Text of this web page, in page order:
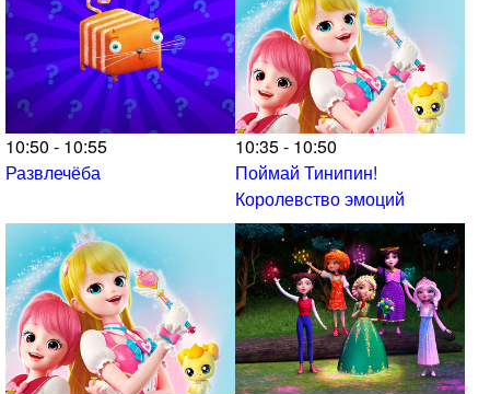
10:50 - 10:55
Развлечёба
10:35 - 10:50
Поймай Тинипин!
Королевство эмоций